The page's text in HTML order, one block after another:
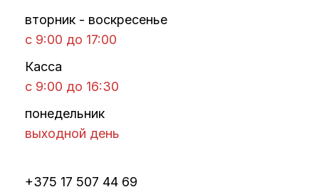
вторник - воскресенье
с 9:00 до 17:00
Касса
с 9:00 до 16:30
понедельник
выходной день
+375 17 507 44 69